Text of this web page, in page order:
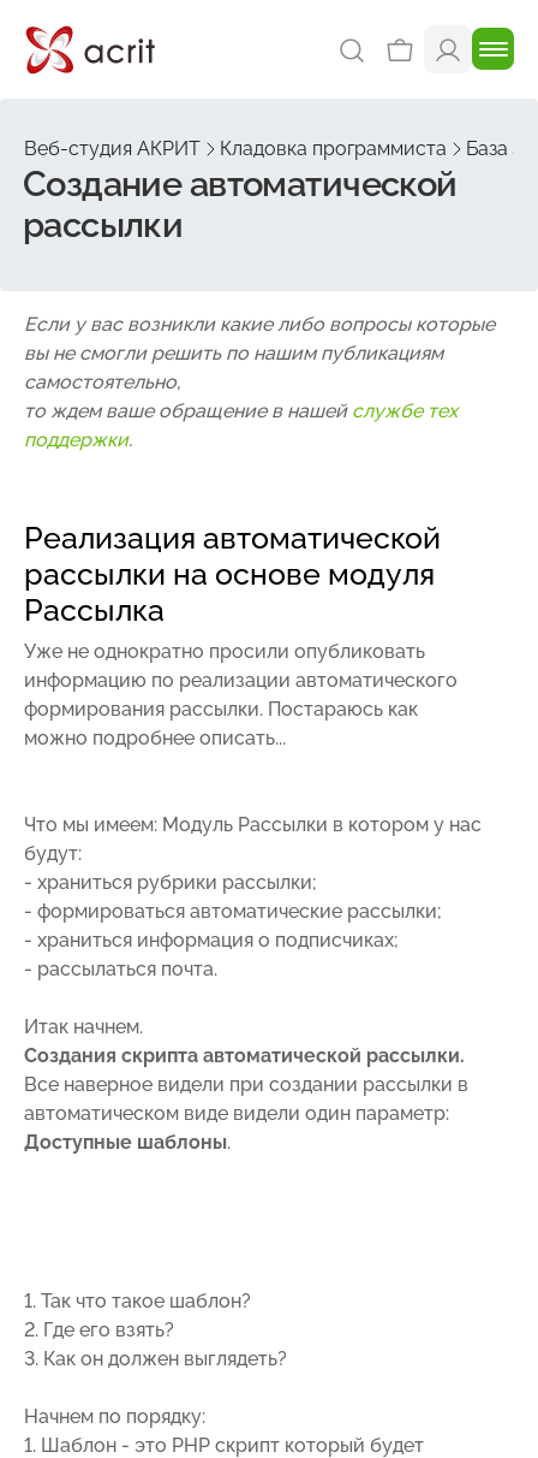
Веб-студия АКРИТ Кладовка программиста База
Создание автоматической
рассылки
Если у вас возникли какие либо вопросы которые
вы не смогли решить по нашим публикациям
самостоятельно,
то ждем ваше обращение в нашей службе тех
поддержки.
Реализация автоматической
рассылки на основе модуля
Рассылка
Уже не однократно просили опубликовать
информацию по реализации автоматического
формирования рассылки. Постараюсь как
можно подробнее описать...
Что мы имеем: Модуль Рассылки в котором у нас
будут:
- храниться рубрики рассылки;
- формироваться автоматические рассылки;
- храниться информация о подписчиках;
- рассылаться почта.
Итак начнем.
Создания скрипта автоматической рассылки.
Все наверное видели при создании рассылки в
автоматическом виде видели один параметр:
Доступные шаблоны.
1. Так что такое шаблон?
2. Где его взять?
3. Как он должен выглядеть?
Начнем по порядку:
1. Шаблон - это PHP скрипт который будет